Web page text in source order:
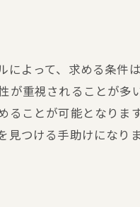
よって、求める条件
が重視されることが多
ることが可能となりま
つける手助けになりま